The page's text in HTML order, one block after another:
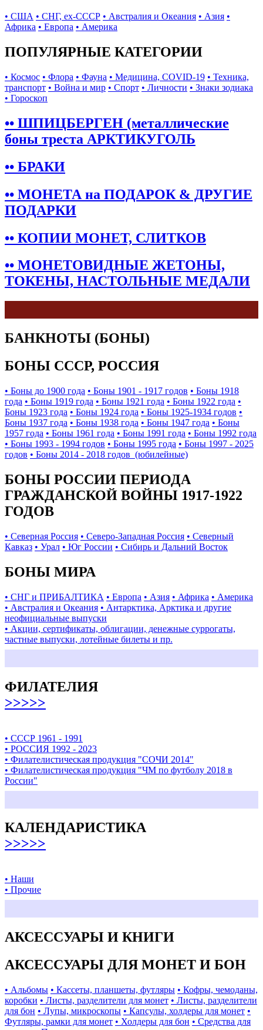
• США • СНГ, ex-СССР • Австралия и Океания • Азия •
Африка • Европа • Америка
ПОПУЛЯРНЫЕ КАТЕГОРИИ
• Космос • Флора • Фауна • Медицина, COVID-19 • Техника,
транспорт • Война и мир • Спорт • Личности • Знаки зодиака
• Гороскоп
•• ШПИЦБЕРГЕН (металлические
боны треста АРКТИКУГОЛЬ
•• БРАКИ
•• МОНЕТА на ПОДАРОК & ДРУГИЕ
ПОДАРКИ
•• КОПИИ МОНЕТ, СЛИТКОВ
•• МОНЕТОВИДНЫЕ ЖЕТОНЫ,
ТОКЕНЫ, НАСТОЛЬНЫЕ МЕДАЛИ
БАНКНОТЫ (БОНЫ)
БОНЫ СССР, РОССИЯ
• Боны до 1900 года • Боны 1901 - 1917 годов • Боны 1918
года • Боны 1919 года • Боны 1921 года • Боны 1922 года •
Боны 1923 года • Боны 1924 года • Боны 1925-1934 годов •
Боны 1937 года • Боны 1938 года • Боны 1947 года • Боны
1957 года • Боны 1961 года • Боны 1991 года • Боны 1992 года
• Боны 1993 - 1994 годов • Боны 1995 года • Боны 1997 - 2025
годов • Боны 2014 - 2018 годов (юбилейные)
БОНЫ РОССИИ ПЕРИОДА
ГРАЖДАНСКОЙ ВОЙНЫ 1917-1922
ГОДОВ
• Северная Россия • Северо-Западная Россия • Северный
Кавказ • Урал • Юг России • Сибирь и Дальний Восток
БОНЫ МИРА
• СНГ и ПРИБАЛТИКА • Европа • Азия • Африка • Америка
• Австралия и Океания • Антарктика, Арктика и другие
неофициальные выпуски
• Акции, сертификаты, облигации, денежные суррогаты,
частные выпуски, лотейные билеты и пр.
ФИЛАТЕЛИЯ
>>>>>
• СССР 1961 - 1991
• РОССИЯ 1992 - 2023
• Филателистическая продукция "СОЧИ 2014"
• Филателистическая продукция "ЧМ по футболу 2018 в
России"
КАЛЕНДАРИСТИКА
>>>>>
• Наши
• Прочие
АКСЕССУАРЫ И КНИГИ
АКСЕССУАРЫ ДЛЯ МОНЕТ И БОН
• Альбомы • Кассеты, планшеты, футляры • Кофры, чемоданы,
коробки • Листы, разделители для монет • Листы, разделители
для бон • Лупы, микроскопы • Капсулы, холдеры для монет •
Футляры, рамки для монет • Холдеры для бон • Средства для